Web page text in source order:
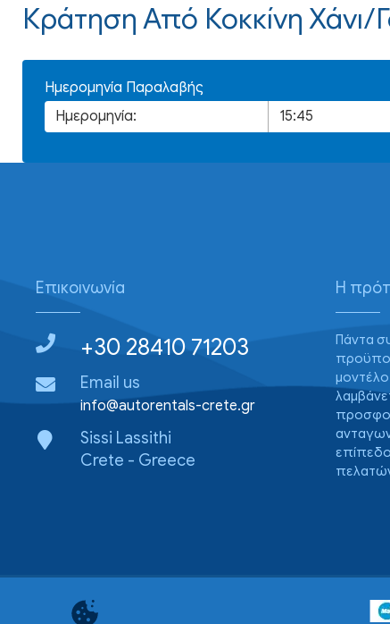
Κράτηση Από Κοκκίνη Χάνι/
Ημερομηνία Παραλαβής
Επικοινωνία
+30 28410 71203
Email us
info@autorentals-crete.gr
Sissi Lassithi
Crete - Greece
Η
Πάντα